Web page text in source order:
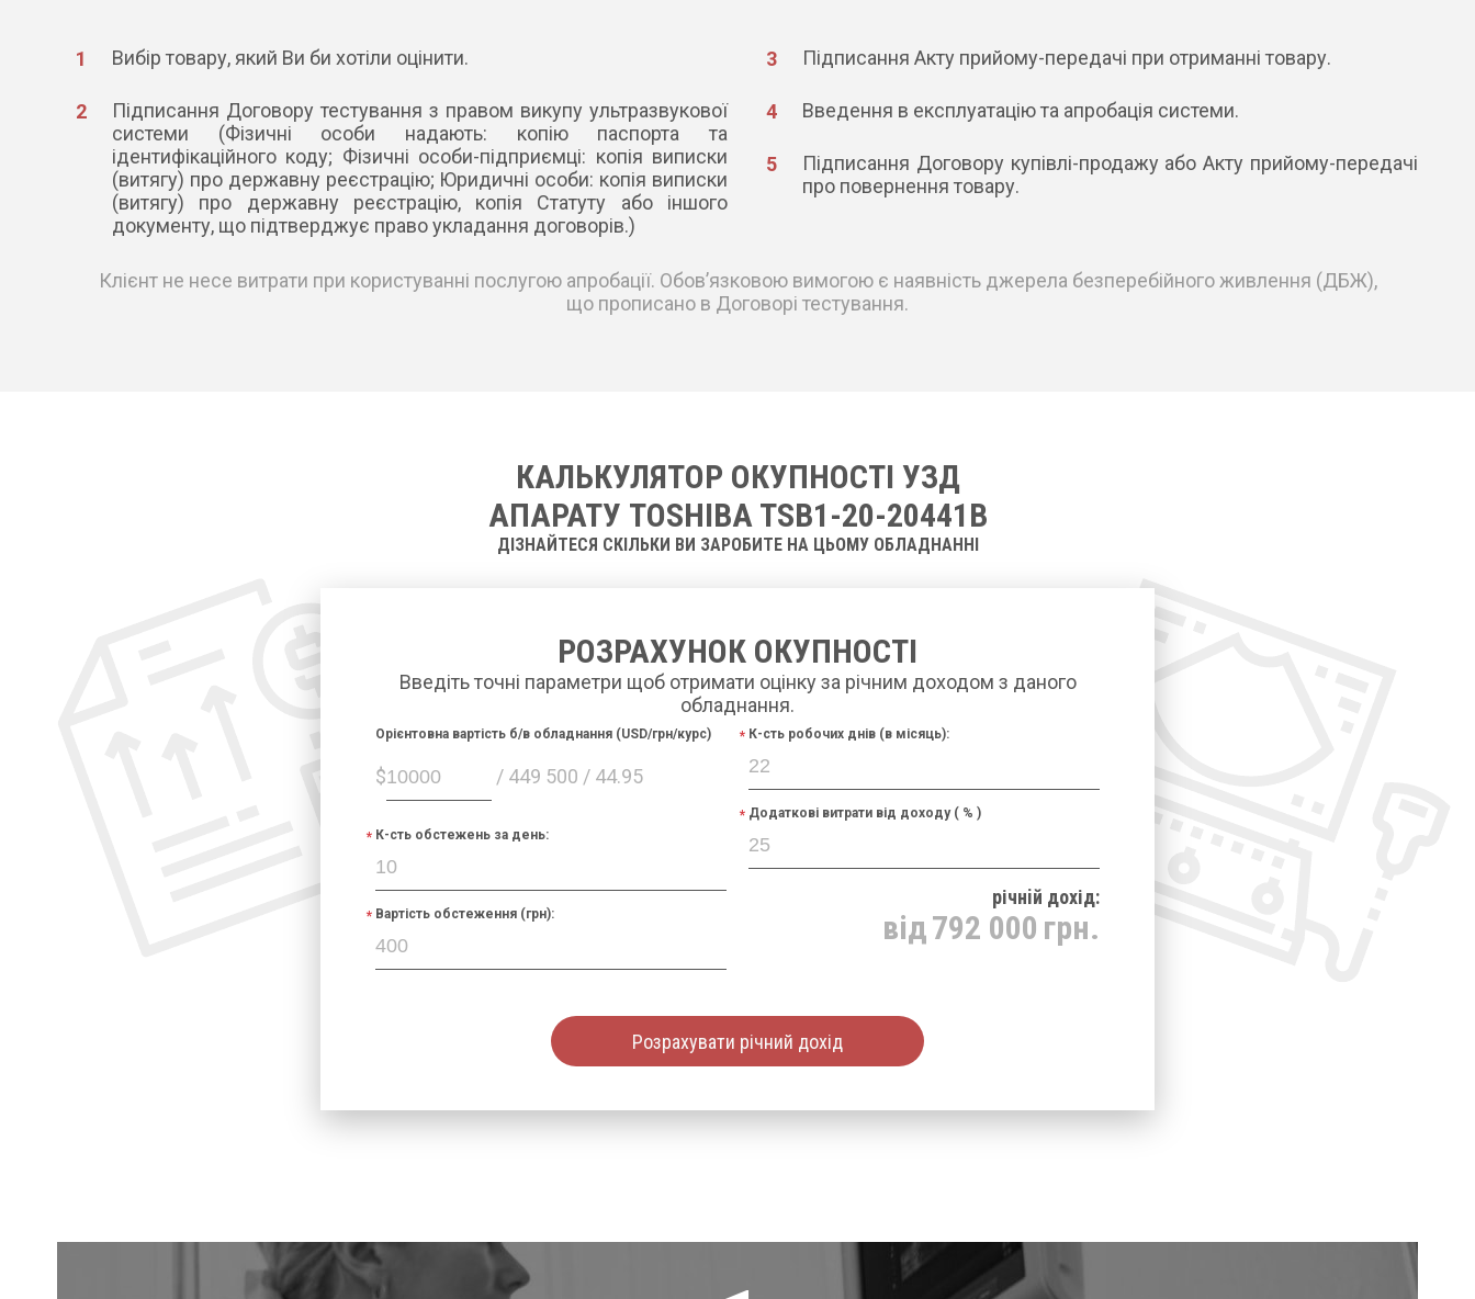
Вибір товару, який Ви би хотіли оцінити.
Підписання Договору тестування з правом викупу ультразвукової
системи (Фізичні особи надають: копію паспорта та
ідентифікаційного коду; Фізичні особи-підприємці: копія виписки
(витягу) про державну реєстрацію; Юридичні особи: копія виписки
(витягу) про державну реєстрацію, копія Статуту або іншого
документу, що підтверджує право укладання договорів.)
Підписання Акту прийому-передачі при отриманні товару.
Введення в експлуатацію та апробація системи.
Підписання Договору купівлі-продажу або Акту прийому-передачі
про повернення товару.
Клієнт не несе витрати при користуванні послугою апробації. Обов’язковою вимогою є наявність джерела безперебійного живлення (ДБЖ),
що прописано в Договорі тестування.
КАЛЬКУЛЯТОР ОКУПНОСТІ УЗД
АПАРАТУ TOSHIBA TSB1-20-20441B
ДІЗНАЙТЕСЯ СКІЛЬКИ ВИ ЗАРОБИТЕ НА ЦЬОМУ ОБЛАДНАННІ
РОЗРАХУНОК ОКУПНОСТІ
Введіть точні параметри щоб отримати оцінку за річним доходом з даного
обладнання.
$ / 449 500 / 44.95
Орієнтовна вартість б/в обладнання (USD/грн/курс)
К-сть обстежень за день:
Вартість обстеження (грн):
К-сть робочих днів (в місяць):
Додаткові витрати від доходу ( % )
річнiй дохід:
від792 000 грн.
Розрахувати річний дохід